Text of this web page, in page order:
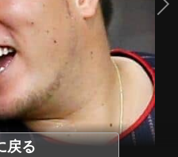
戻る